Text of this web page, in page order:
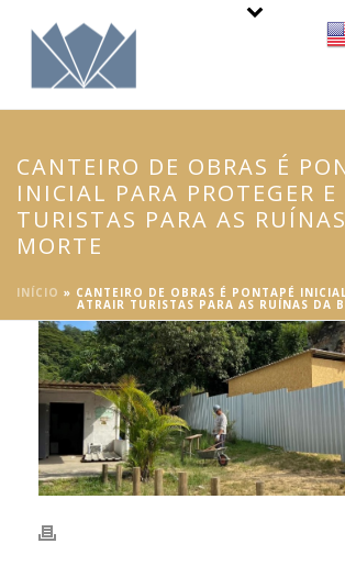
CANTEIRO DE OBRAS É
INICIAL PARA PROTEGER E
TURISTAS PARA AS
MORTE
INÍCIO » CANTEIRO DE OBRAS É PONTAPÉ
ATRAIR TURISTAS PARA AS RUÍNAS DA